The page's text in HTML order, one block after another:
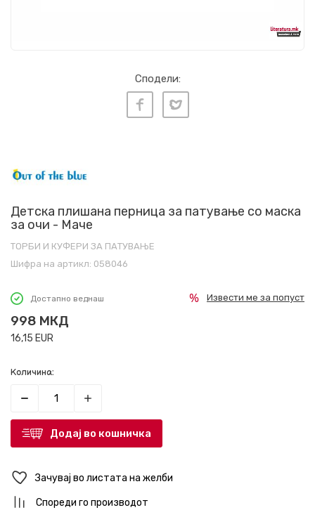
Сподели:
Детска плишана перница за патување со маска
за очи - Маче
ТОРБИ И КУФЕРИ ЗА ПАТУВАЊЕ
Шифра на артикл: 058046
Достапно веднаш
998 МКД
16,15 EUR
Извести ме за попуст
Количина:
Додај во кошничка
Зачувај во листата на желби
Спореди го производот